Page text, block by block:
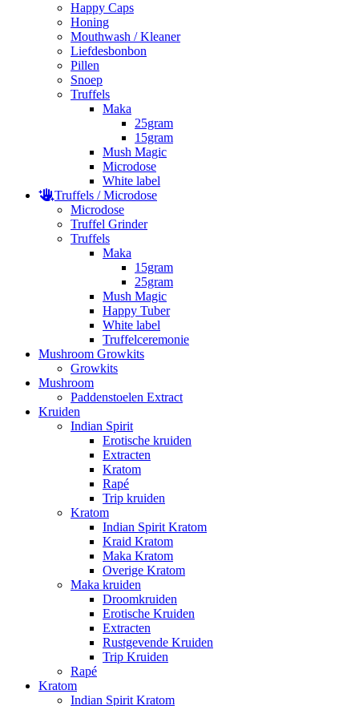
Happy Caps
Honing
Mouthwash / Kleaner
Liefdesbonbon
Pillen
Snoep
Truffels
Maka
25gram
15gram
Mush Magic
Microdose
White label
Truffels / Microdose
Microdose
Truffel Grinder
Truffels
Maka
15gram
25gram
Mush Magic
Happy Tuber
White label
Truffelceremonie
Mushroom Growkits
Growkits
Mushroom
Paddenstoelen Extract
Kruiden
Indian Spirit
Erotische kruiden
Extracten
Kratom
Rapé
Trip kruiden
Kratom
Indian Spirit Kratom
Kraid Kratom
Maka Kratom
Overige Kratom
Maka kruiden
Droomkruiden
Erotische Kruiden
Extracten
Rustgevende Kruiden
Trip Kruiden
Rapé
Kratom
Indian Spirit Kratom